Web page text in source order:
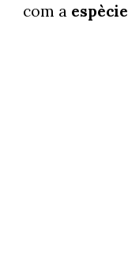
com a espècie